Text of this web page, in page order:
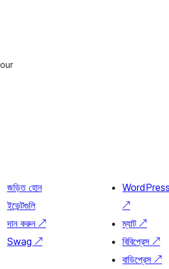
জড়িত হোন
ইভেন্টগুলি
দান করুন ↗
Swag ↗
↗
ম্যাট↗
বিবিপ্রেস↗
বাডিপ্রেস↗